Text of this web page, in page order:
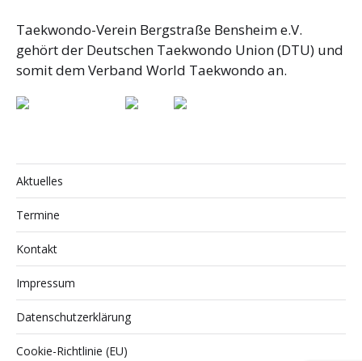
Taekwondo-Verein Bergstraße Bensheim e.V.
gehört der Deutschen Taekwondo Union (DTU) und
somit dem Verband World Taekwondo an.
Aktuelles
Termine
Kontakt
Impressum
Datenschutzerklärung
Cookie-Richtlinie (EU)